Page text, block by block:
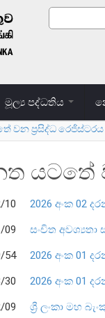
මූල්‍ය පද්ධතිය
වන ප්‍රසිද්ධ රෙජිස්ටරය
යටතේ
10 2026 අංක 02
09 සංචිත අවශ්‍යතා
54 2026 අංක 01
30 2026 අංක 01
09 ශ්‍රී ලංකා මහ